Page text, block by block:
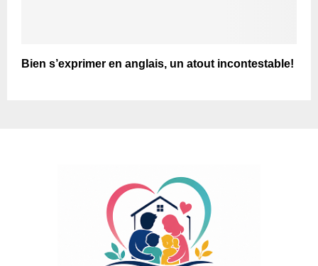
Bien s’exprimer en anglais, un atout incontestable!